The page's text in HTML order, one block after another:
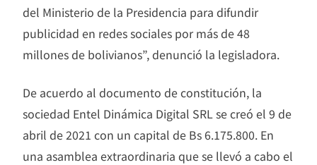
del Ministerio de la Presidencia para difundir
publicidad en redes sociales por más de 48
millones de bolivianos”, denunció la legisladora.
De acuerdo al documento de constitución, la
sociedad Entel Dinámica Digital SRL se creó el 9 de
abril de 2021 con un capital de Bs 6.175.800. En
una asamblea extraordinaria que se llevó a cabo el